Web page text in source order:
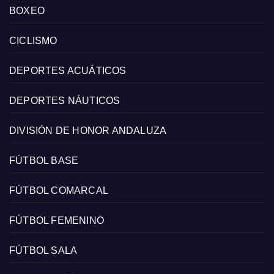
BOXEO
CICLISMO
DEPORTES ACUÁTICOS
DEPORTES NÁUTICOS
DIVISIÓN DE HONOR ANDALUZA
FÚTBOL BASE
FÚTBOL COMARCAL
FÚTBOL FEMENINO
FÚTBOL SALA